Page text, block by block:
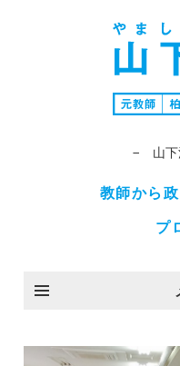
− 山下
教師から
プ